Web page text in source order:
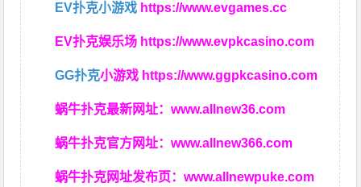
EV扑克小游戏 https://www.evgames.cc
EV扑克娱乐场 https://www.evpkcasino.com
GG扑克小游戏 https://www.ggpkcasino.com
蜗牛扑克最新网址：www.allnew36.com
蜗牛扑克官方网址：www.allnew366.com
蜗牛扑克网址发布页：www.allnewpuke.com